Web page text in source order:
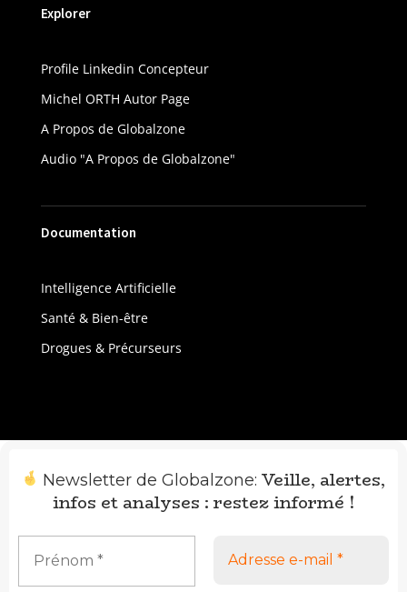
Explorer
Profile Linkedin Concepteur
Michel ORTH Autor Page
A Propos de Globalzone
Audio "A Propos de Globalzone"
Documentation
Intelligence Artificielle
Santé & Bien-être
Drogues & Précurseurs
Newsletter de Globalzone: Veille, alertes,
infos et analyses : restez informé !